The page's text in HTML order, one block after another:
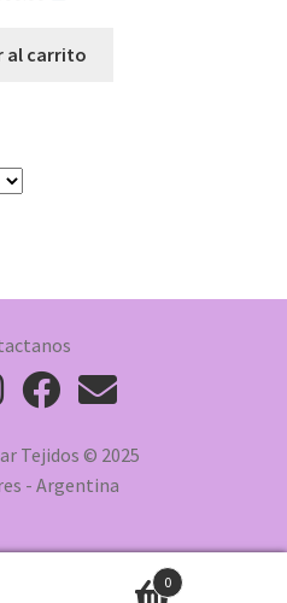
al carrito
Tejidos © 2025
- Argentina
0